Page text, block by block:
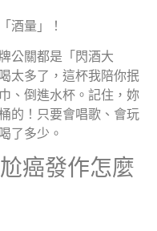
酒量」！
公關都是「閃酒大
太多了，這杯我陪你抿
、倒進水杯。記住，妳
的！只要會唱歌、會玩
了多少。
癌發作怎麼